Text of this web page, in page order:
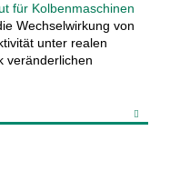
für Kolbenmaschinen
Wechselwirkung von
unter realen
veränderlichen